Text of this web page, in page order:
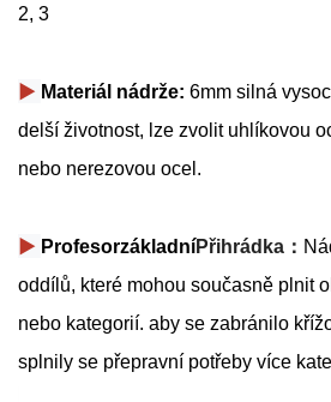
2, 3
▶ Materiál nádrže: 6mm silná
delší životnost, lze zvolit uhlíkovou
nebo nerezovou ocel.
▶ ProfesorzákladníPřihrádka：
oddílů, které mohou současně plnit
nebo kategorií. aby se zabránilo
splnily se přepravní potřeby více